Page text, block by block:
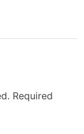
Required